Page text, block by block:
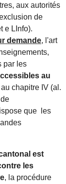
aux autorités
de
e LInfo).
demande, l'art
par les
au
chapitre IV (al.
que les
est
les
, la procédure